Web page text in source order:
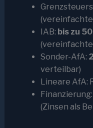
IAB: bis zu
Sonder-AfA:
verteilbar)
Lineare AfA:
Finanzierung:
(Zinsen als